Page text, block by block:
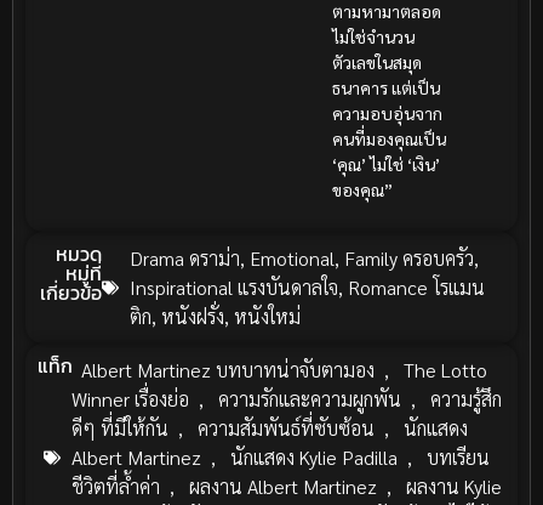
ตามหามาตลอด
ไม่ใช่จำนวน
ตัวเลขในสมุด
ธนาคาร แต่เป็น
ความอบอุ่นจาก
คนที่มองคุณเป็น
‘คุณ’ ไม่ใช่ ‘เงิน’
ของคุณ”
หมวด
หมู่ที่
เกี่ยวข้อ
Drama ดราม่า, Emotional, Family ครอบครัว,
Inspirational แรงบันดาลใจ, Romance โรแมน
ติก, หนังฝรั่ง, หนังใหม่
แท็ก Albert Martinez บทบาทน่าจับตามอง ,
The Lotto
Winner เรื่องย่อ , ความรักและความผูกพัน ,
ความรู้สึก
ดีๆ ที่มีให้กัน , ความสัมพันธ์ที่ซับซ้อน ,
นักแสดง
Albert Martinez , นักแสดง Kylie Padilla ,
บทเรียน
ชีวิตที่ล้ำค่า , ผลงาน Albert Martinez ,
ผลงาน Kylie